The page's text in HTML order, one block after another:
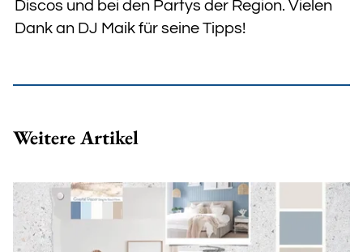
Discos und bei den Partys der Region. Vielen
Dank an DJ Maik für seine Tipps!
Weitere Artikel